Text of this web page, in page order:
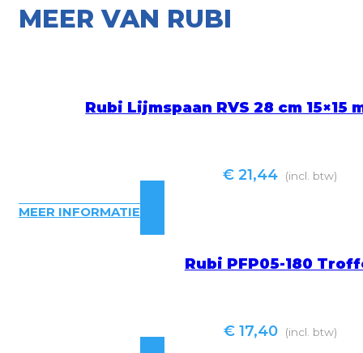
MEER VAN RUBI
Rubi Lijmspaan RVS 28 cm 15×15
€ 21,44 (incl. btw)
MEER INFORMATIE
Rubi PFP05-180
€17,40 (incl. btw)